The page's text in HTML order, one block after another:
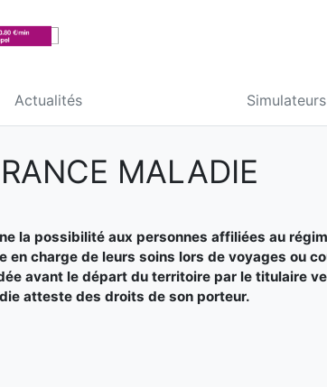
Actualités Simulateurs
MALADIE
la possibilité aux personnes affiliées au
en charge de leurs soins lors de voyages ou
avant le départ du territoire par le titulaire
atteste des droits de son porteur.